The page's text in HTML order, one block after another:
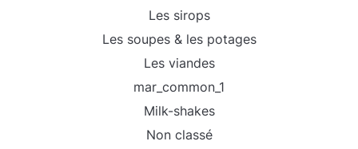
Les sirops
Les soupes & les potages
Les viandes
mar_common_1
Milk-shakes
Non classé